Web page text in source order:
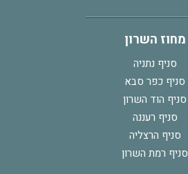
מחוז השרון
סניף נתניה
סניף כפר סבא
סניף הוד השרון
סניף רעננה
סניף הרצליה
סניף רמת השרון